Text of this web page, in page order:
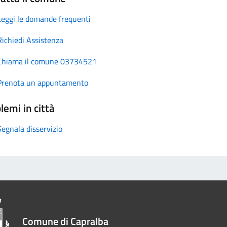
le domande frequenti
Assistenza
il comune 03734521
un appuntamento
in città
disservizio
Comune di Capralba